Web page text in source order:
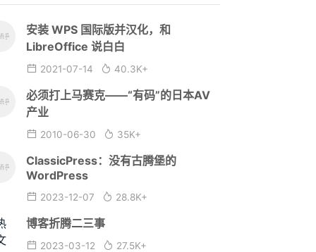
安装 WPS 国际版并汉化，和
LibreOffice 说白白
2021-07-14 40.3K+
必须打上马赛克——“有码”的日本AV
产业
2010-06-30 35K+
ClassicPress：没有古腾堡的
WordPress
2023-12-07 28.8K+
博客折腾二三事
2023-03-12 27.5K+